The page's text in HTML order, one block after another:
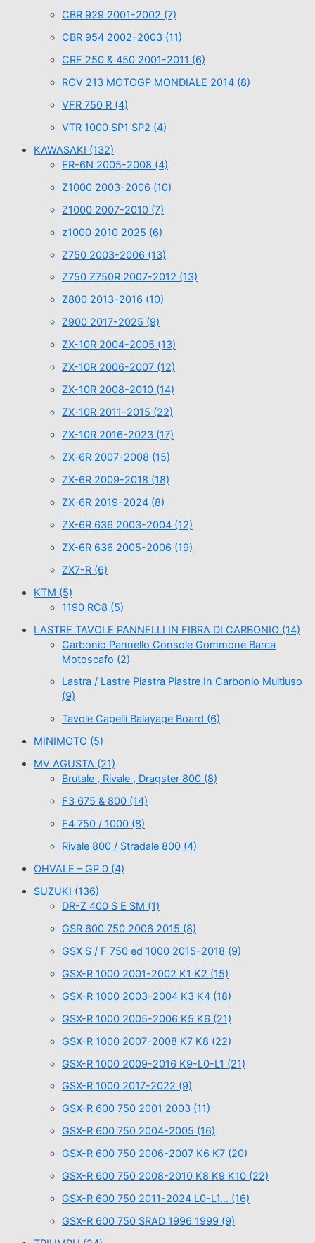
CBR 929 2001-2002 (7)
CBR 954 2002-2003 (11)
CRF 250 & 450 2001-2011 (6)
RCV 213 MOTOGP MONDIALE 2014 (8)
VFR 750 R (4)
VTR 1000 SP1 SP2 (4)
KAWASAKI (132)
ER-6N 2005-2008 (4)
Z1000 2003-2006 (10)
Z1000 2007-2010 (7)
z1000 2010 2025 (6)
Z750 2003-2006 (13)
Z750 Z750R 2007-2012 (13)
Z800 2013-2016 (10)
Z900 2017-2025 (9)
ZX-10R 2004-2005 (13)
ZX-10R 2006-2007 (12)
ZX-10R 2008-2010 (14)
ZX-10R 2011-2015 (22)
ZX-10R 2016-2023 (17)
ZX-6R 2007-2008 (15)
ZX-6R 2009-2018 (18)
ZX-6R 2019-2024 (8)
ZX-6R 636 2003-2004 (12)
ZX-6R 636 2005-2006 (19)
ZX7-R (6)
KTM (5)
1190 RC8 (5)
LASTRE TAVOLE PANNELLI IN FIBRA DI CARBONIO (14)
Carbonio Pannello Console Gommone Barca
Motoscafo (2)
Lastra / Lastre Piastra Piastre In Carbonio Multiuso
(9)
Tavole Capelli Balayage Board (6)
MINIMOTO (5)
MV AGUSTA (21)
Brutale , Rivale , Dragster 800 (8)
F3 675 & 800 (14)
F4 750 / 1000 (8)
Rivale 800 / Stradale 800 (4)
OHVALE – GP 0 (4)
SUZUKI (136)
DR-Z 400 S E SM (1)
GSR 600 750 2006 2015 (8)
GSX S / F 750 ed 1000 2015-2018 (9)
GSX-R 1000 2001-2002 K1 K2 (15)
GSX-R 1000 2003-2004 K3 K4 (18)
GSX-R 1000 2005-2006 K5 K6 (21)
GSX-R 1000 2007-2008 K7 K8 (22)
GSX-R 1000 2009-2016 K9-L0-L1 (21)
GSX-R 1000 2017-2022 (9)
GSX-R 600 750 2001 2003 (11)
GSX-R 600 750 2004-2005 (16)
GSX-R 600 750 2006-2007 K6 K7 (20)
GSX-R 600 750 2008-2010 K8 K9 K10 (22)
GSX-R 600 750 2011-2024 L0-L1… (16)
GSX-R 600 750 SRAD 1996 1999 (9)